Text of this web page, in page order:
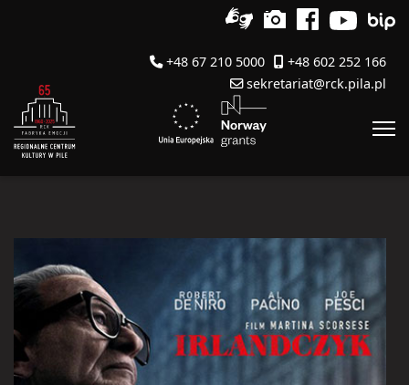
+48 67 210 5000
+48 602 252 166
sekretariat@rck.pila.pl